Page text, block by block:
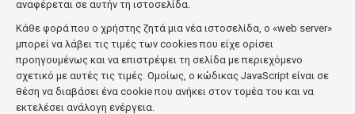
αναφέρεται σε αυτήν τη ιστοσελίδα.
Κάθε φορά που ο χρήστης ζητά μια νέα ιστοσελίδα, ο «web server»
μπορεί να λάβει τις τιμές των cookies που είχε ορίσει
προηγουμένως και να επιστρέψει τη σελίδα με περιεχόμενο
σχετικό με αυτές τις τιμές. Ομοίως, ο κώδικας JavaScript είναι σε
θέση να διαβάσει ένα cookie που ανήκει στον τομέα του και να
εκτελέσει ανάλογη ενέργεια.